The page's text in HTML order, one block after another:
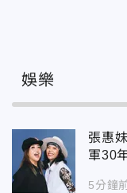
娛樂
張惠
軍30
5分鐘